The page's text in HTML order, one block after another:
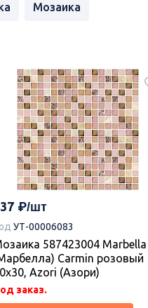
Мозаика
УТ-00006083
587423004 Marbella
Carmin розовый
Azori (Азори)
заказ.